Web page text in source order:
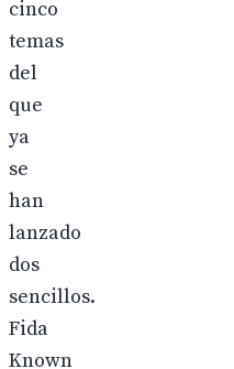
cinco
temas
del
que
ya
se
han
lanzado
dos
sencillos.
Fida
Known